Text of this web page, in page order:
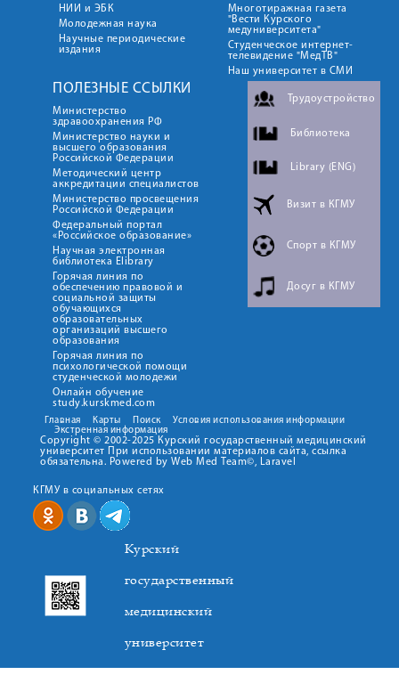
НИИ и ЭБК
Молодежная наука
Научные периодические
издания
Многотиражная газета
"Вести Курского
медуниверситета"
Студенческое интернет-
телевидение "МедТВ"
Наш университет в СМИ
ПОЛЕЗНЫЕ ССЫЛКИ
Министерство
здравоохранения РФ
Министерство науки и
высшего образования
Российской Федерации
Методический центр
аккредитации специалистов
Министерство просвещения
Российской Федерации
Федеральный портал
«Российское образование»
Научная электронная
библиотека Elibrary
Горячая линия по
обеспечению правовой и
социальной защиты
обучающихся
образовательных
организаций высшего
образования
Горячая линия по
психологической помощи
студенческой молодежи
Онлайн обучение
study.kurskmed.com
Трудоустройство
Библиотека
Library (ENG)
Визит в КГМУ
Спорт в КГМУ
Досуг в КГМУ
Главная Карты Поиск
Условия использования информации
Экстренная информация
Copyright © 2002-2025 Курский государственный медицинский
университет При использовании материалов сайта, ссылка
обязательна. Powered by Web Med Team©, Laravel
КГМУ в социальных сетях
Курский
государственный
медицинский
университет